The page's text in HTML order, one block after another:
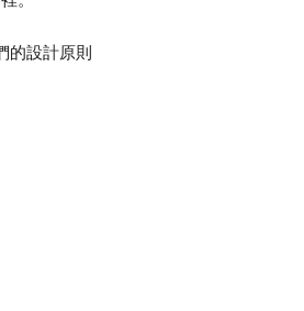
的設計原則